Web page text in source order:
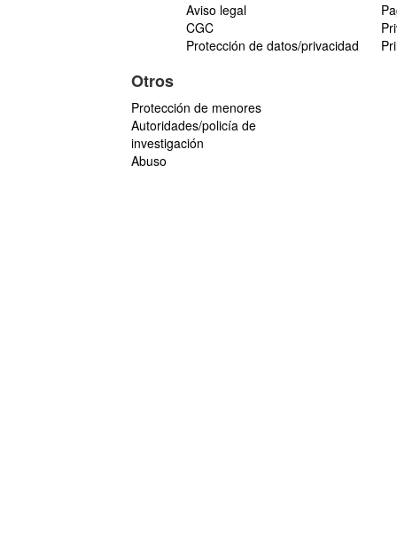
Aviso legal
CGC
Protección de datos/privacidad
Otros
Protección de menores
Autoridades/policía de
investigación
Abuso